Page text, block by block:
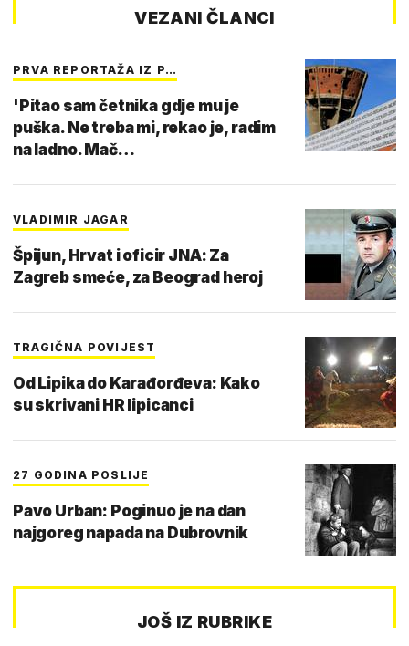
VEZANI ČLANCI
PRVA REPORTAŽA IZ P…
'Pitao sam četnika gdje mu je
puška. Ne treba mi, rekao je, radim
na ladno. Mač…
VLADIMIR JAGAR
Špijun, Hrvat i oficir JNA: Za
Zagreb smeće, za Beograd heroj
TRAGIČNA POVIJEST
Od Lipika do Karađorđeva: Kako
su skrivani HR lipicanci
27 GODINA POSLIJE
Pavo Urban: Poginuo je na dan
najgoreg napada na Dubrovnik
JOŠ IZ RUBRIKE